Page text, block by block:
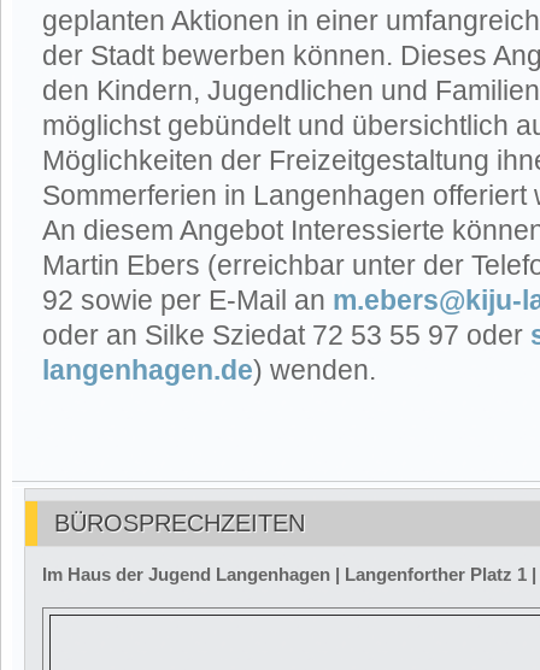
geplanten Aktionen in einer
der Stadt bewerben können. Dieses
den Kindern, Jugendlichen und
möglichst gebündelt und übersichtlich
Möglichkeiten der Freizeitgestaltung
Sommerferien in Langenhagen offeriert
An diesem Angebot Interessierte
Martin Ebers (erreichbar unter der
92 sowie per E-Mail an m.ebers@kiju-
oder an Silke Sziedat 72 53 55 97 oder
langenhagen.de) wenden.
BÜROSPRECHZEITEN
Im Haus der Jugend Langenhagen | Langenforther Platz 1